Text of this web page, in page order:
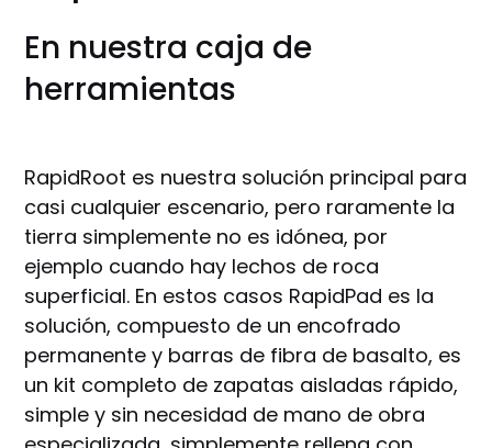
En nuestra caja de
herramientas
RapidRoot es nuestra solución principal para
casi cualquier escenario, pero raramente la
tierra simplemente no es idónea, por
ejemplo cuando hay lechos de roca
superficial. En estos casos RapidPad es la
solución, compuesto de un encofrado
permanente y barras de fibra de basalto, es
un kit completo de zapatas aisladas rápido,
simple y sin necesidad de mano de obra